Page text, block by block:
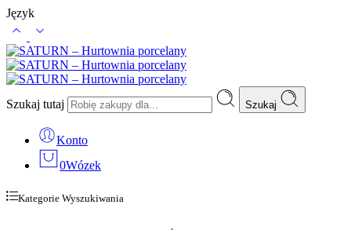
Język
Szukaj tutaj Szukaj
Konto
0Wózek
Kategorie Wyszukiwania